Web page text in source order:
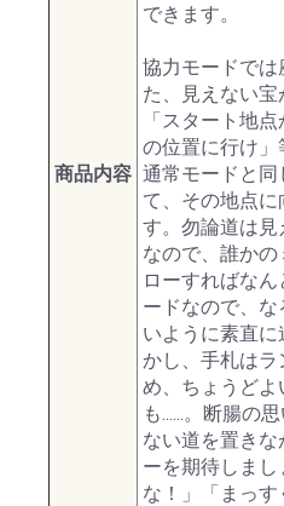
商品内容
できます。
協力モードで
た、見えない宝
「スタート地
の位置に行け」
通常モードと
て、その地点に
す。勿論道は見
なので、誰か
ローすればな
ードなので、
いように素直
かし、手札はラ
め、ちょうど
も......。断腸の
ない道を置きな
ーを期待しま
な！」「まっ